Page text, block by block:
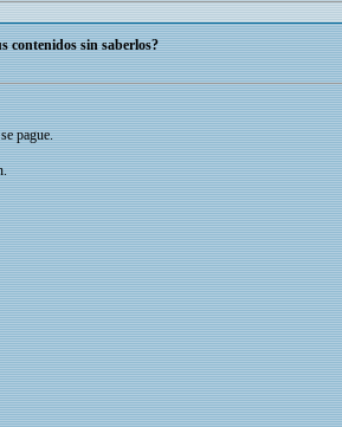
contenidos sin saberlos?
pague.